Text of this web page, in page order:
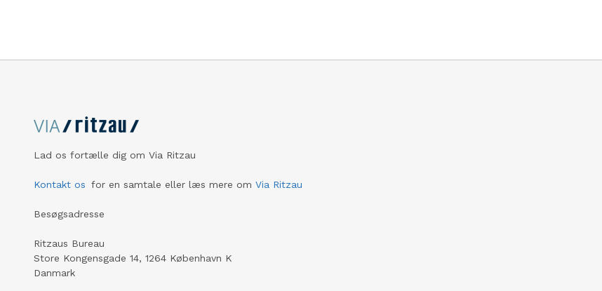
Lad os fortælle dig om Via Ritzau
Kontakt os for en samtale eller læs mere om Via Ritzau
Besøgsadresse
Ritzaus Bureau
Store Kongensgade 14, 1264 København K
Danmark